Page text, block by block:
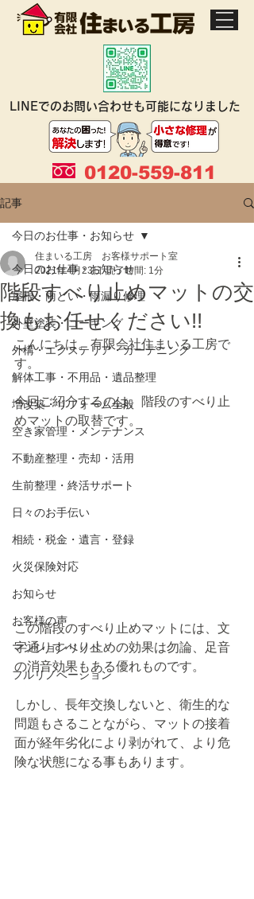
0120-559-811
LINEでのお問い合わせも可能になりました
記事
今日のお仕事・お知らせ
屋根・雨どい・雨漏り修理
外壁塗装・コーキング
外構・エクステリア・ガーデニング
解体工事・不用品・遺品整理
増改築・リフォーム全般
空き家管理・メンテナンス
不動産整理・売却・活用
生前整理・終活サポート
日々のお手伝い
相続・税金・遺言・登録
火災保険対応
お知らせ
お客様の声
マンションリノベ
フルリノベーション
今日のお仕事・お知らせ
階段すべり止めマットの交
換もお任せください!!
住まいる工房 お客様サポート室
2021年4月23日 読了時間: 1分
こんにちは。有限会社住まいる工房で
す。
今回ご紹介するのは、階段のすべり止
めマットの取替です。
この階段のすべり止めマットには、文
字通りすべり止めの効果は勿論、足音
の消音効果もある優れものです。
しかし、長年交換しないと、衛生的な
問題もさることながら、マットの接着
面が経年劣化により剥がれて、より危
険な状態になる事もあります。